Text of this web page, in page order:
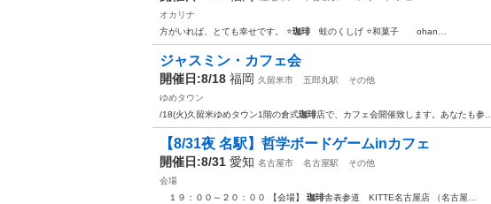
オカリナ
方がいれば、とても幸せです。 ⭐️珈琲 蛙のくしげ ⭐️和菓子 ohan…
ジャスミン・カフェ会
開催日:8/18 福岡 久留米市 五郎丸駅
その他
ゆめタウン
/18(火)久留米ゆめタウン1階の倉式珈琲店で、カフェ会開催致します。あなたも参…
【8/31夜 名駅】哲学ボードゲームinカフェ
開催日:8/31 愛知 名古屋市 名古屋駅
その他
会場
１９：００～２０：００ 【会場】 珈琲舎表参道 KITTE名古屋店 （名古屋…